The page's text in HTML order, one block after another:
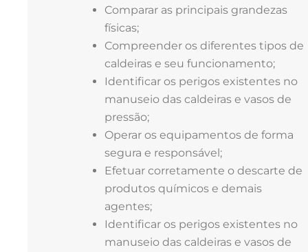
Comparar as principais grandezas
físicas;
Compreender os diferentes tipos de
caldeiras e seu funcionamento;
Identificar os perigos existentes no
manuseio das caldeiras e vasos de
pressão;
Operar os equipamentos de forma
segura e responsável;
Efetuar corretamente o descarte de
produtos químicos e demais
agentes;
Identificar os perigos existentes no
manuseio das caldeiras e vasos de